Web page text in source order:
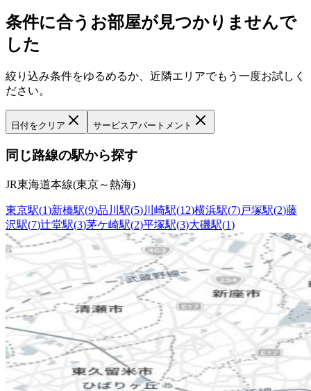
条件に合うお部屋が見つかりませんで
した
絞り込み条件をゆるめるか、近隣エリアでもう一度お試しく
ださい。
日付をクリア サービスアパートメント
同じ路線の駅から探す
JR東海道本線(東京～熱海)
東京駅(1)新橋駅(9)品川駅(5)川崎駅(12)横浜駅(7)戸塚駅(2)藤
沢駅(7)辻堂駅(3)茅ケ崎駅(2)平塚駅(3)大磯駅(1)